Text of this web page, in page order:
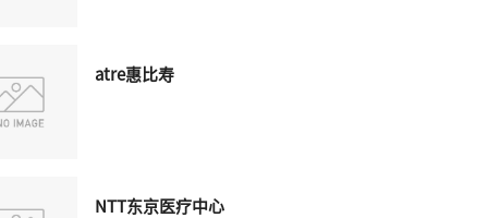
atre惠比寿
NTT东京医疗中心